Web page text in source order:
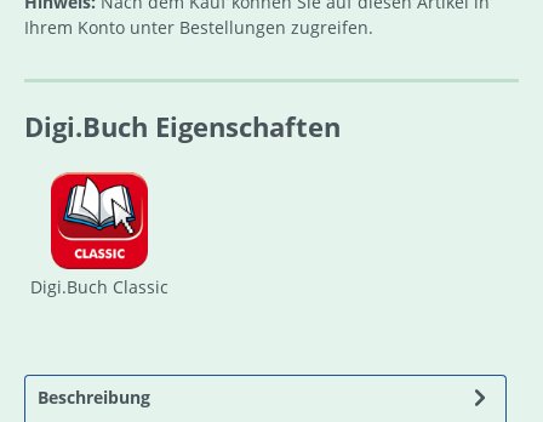
Ihrem Konto unter Bestellungen zugreifen.
Digi.Buch Eigenschaften
Digi.Buch Classic
Beschreibung